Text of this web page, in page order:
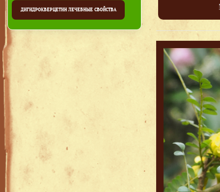
ДИГИДРОКВЕРЦЕТИН ЛЕЧЕБНЫЕ СВОЙСТВА